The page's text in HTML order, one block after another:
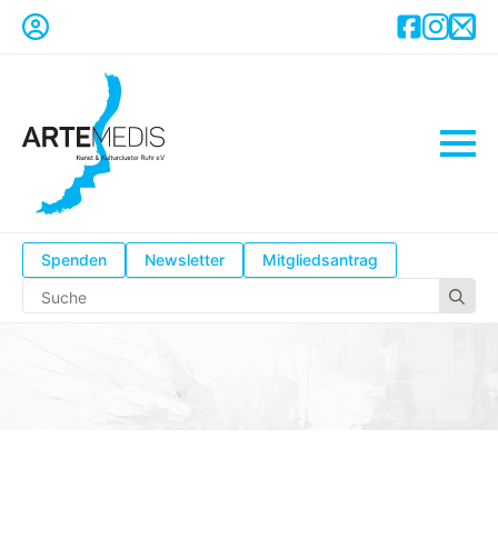
Spenden Newsletter Mitgliedsantrag